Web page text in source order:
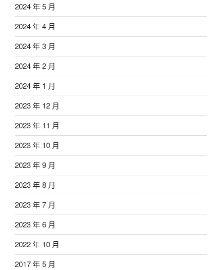
2024 年 5 月
2024 年 4 月
2024 年 3 月
2024 年 2 月
2024 年 1 月
2023 年 12 月
2023 年 11 月
2023 年 10 月
2023 年 9 月
2023 年 8 月
2023 年 7 月
2023 年 6 月
2022 年 10 月
2017 年 5 月